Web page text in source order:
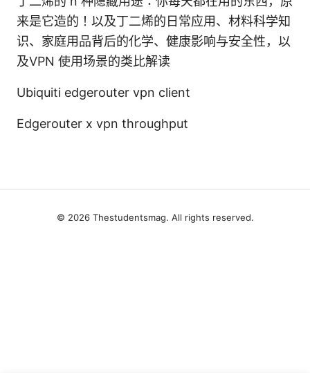
来是它造的！以及丁二烯的日常应用、材料科学知
识、家庭用品背后的化学、健康影响与安全性，以
及VPN 使用场景的类比解读
Ubiquiti edgerouter vpn client
Edgerouter x vpn throughput
© 2026 Thestudentsmag. All rights reserved.